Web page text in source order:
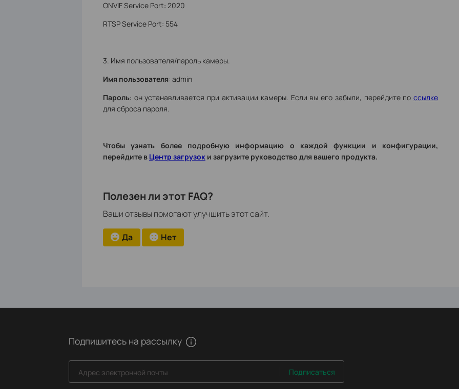
ONVIF Service Port: 2020
RTSP Service Port: 554
3. Имя пользователя/пароль камеры.
Имя пользователя: admin
Пароль: он устанавливается при активации камеры. Если вы его забыли, перейдите поссылке
для сброса пароля.
Чтобы узнать более подробную информацию о каждой функции и конфигурации,
перейдите в Центр загрузоки загрузите руководство для вашего продукта.
Полезен ли этот FAQ?
Ваши отзывы помогают улучшить этот сайт.
Да Нет
Подпишитесь на рассылку
Адрес электронной почты Подписаться